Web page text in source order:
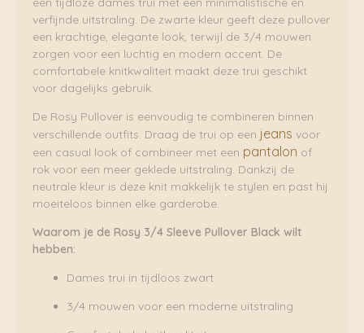
verfijnde uitstraling. De zwarte kleur geeft deze pullover
een krachtige, elegante look, terwijl de 3/4 mouwen
zorgen voor een luchtig en modern accent. De
comfortabele knitkwaliteit maakt deze trui geschikt
voor dagelijks gebruik.
De Rosy Pullover is eenvoudig te combineren binnen
verschillende outfits. Draag de trui op een jeans voor
een casual look of combineer met een pantalon of
rok voor een meer geklede uitstraling. Dankzij de
neutrale kleur is deze knit makkelijk te stylen en past hij
moeiteloos binnen elke garderobe.
Waarom je de Rosy 3/4 Sleeve Pullover Black wilt
hebben:
Dames trui in tijdloos zwart
3/4 mouwen voor een moderne uitstraling